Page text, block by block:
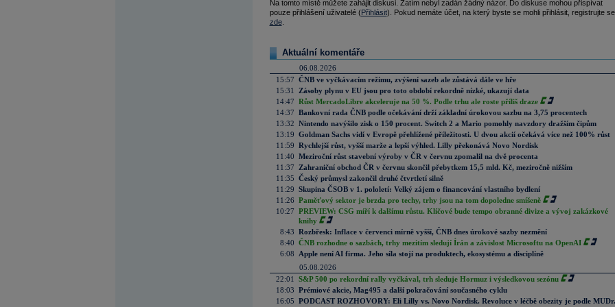
Na tomto místě můžete zahájit diskusi. Zatím nebyl zadán žádný názor. Do diskuse mohou přispívat
pouze přihlášení uživatelé (Přihlásit). Pokud nemáte účet, na který byste se mohli přihlásit, registrujte se
zde.
Aktuální komentáře
06.08.2026
15:57 ČNB ve vyčkávacím režimu, zvýšení sazeb ale zůstává dále ve hře
15:31
Zásoby plynu v EU jsou pro toto období rekordně nízké, ukazují data
14:47 Růst MercadoLibre akceleruje na 50 %. Podle trhu ale roste příliš draze
14:37 Bankovní rada ČNB podle očekávání drží základní úrokovou sazbu na 3,75 procentech
13:32 Nintendo navýšilo zisk o 150 procent. Switch 2 a Mario pomohly navzdory dražším čipům
13:19 Goldman Sachs vidí v Evropě přehlížené příležitosti. U dvou akcií očekává více než 100% růst
11:59 Rychlejší růst, vyšší marže a lepší výhled. Lilly překonává Novo Nordisk
11:40 Meziroční růst stavební výroby v ČR v červnu zpomalil na dvě procenta
11:37
Zahraniční obchod ČR v červnu skončil přebytkem 15,5 mld. Kč, meziročně nižším
11:35 Český průmysl zakončil druhé čtvrtletí silně
11:29 Skupina ČSOB v 1. pololetí: Velký zájem o financování vlastního bydlení
11:26 Paměťový sektor je brzda pro techy, trhy jsou na tom dopoledne smíšeně
10:27 PREVIEW: CSG míří k dalšímu růstu. Klíčové bude tempo obranné divize a vývoj zakázkové
knihy
8:43 Rozbřesk: Inflace v červenci mírně vyšší, ČNB dnes úrokové sazby nezmění
8:40 ČNB rozhodne o sazbách, trhy mezitím sledují Írán a závislost Microsoftu na OpenAI
6:08
Apple není AI firma. Jeho síla stojí na produktech, ekosystému a disciplíně
05.08.2026
22:01
S&P 500 po rekordní rally vyčkával, trh sleduje Hormuz i výsledkovou sezónu
18:03 Prémiové akcie, Mag495 a další pokračování současného cyklu
16:05 PODCAST ROZHOVORY: Eli Lilly vs. Novo Nordisk. Revoluce v léčbě obezity je podle MUDr.